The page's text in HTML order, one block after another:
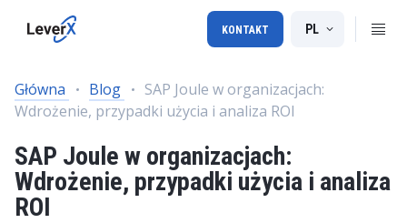
PL
KONTAKT
Główna Blog
SAP Joule w organizacjach:
Wdrożenie, przypadki użycia i analiza ROI
SAP Joule w organizacjach:
Wdrożenie, przypadki użycia i analiza
ROI